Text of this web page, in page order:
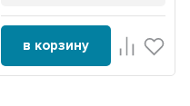
в корзину